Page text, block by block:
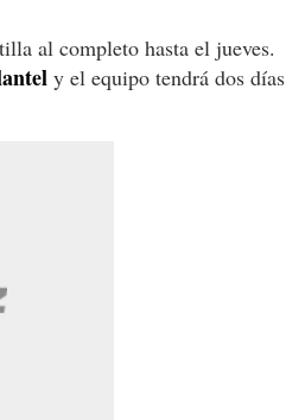
al completo hasta el jueves.
y el equipo tendrá dos días